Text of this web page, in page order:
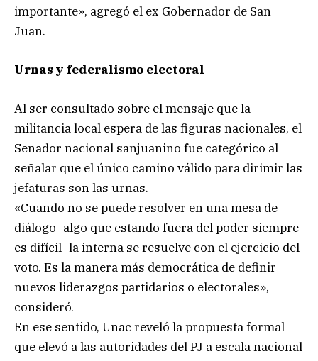
importante», agregó el ex Gobernador de San
Juan.
Urnas y federalismo electoral
Al ser consultado sobre el mensaje que la
militancia local espera de las figuras nacionales, el
Senador nacional sanjuanino fue categórico al
señalar que el único camino válido para dirimir las
jefaturas son las urnas.
«Cuando no se puede resolver en una mesa de
diálogo -algo que estando fuera del poder siempre
es difícil- la interna se resuelve con el ejercicio del
voto. Es la manera más democrática de definir
nuevos liderazgos partidarios o electorales»,
consideró.
En ese sentido, Uñac reveló la propuesta formal
que elevó a las autoridades del PJ a escala nacional